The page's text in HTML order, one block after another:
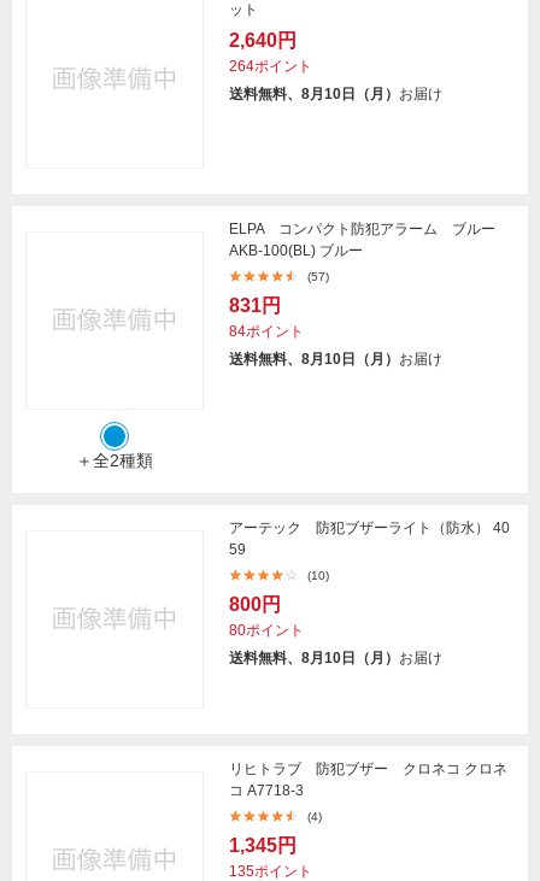
ット
2,640円
264ポイント
送料無料、8月10日（月） お届け
＋全2種類
ELPA コンパクト防犯アラーム ブルー
AKB-100(BL) ブルー
(57)
831円
84ポイント
送料無料、8月10日（月） お届け
アーテック 防犯ブザーライト（防水） 40
59
(10)
800円
80ポイント
送料無料、8月10日（月） お届け
リヒトラブ 防犯ブザー クロネコ クロネ
コ A7718-3
(4)
1,345円
135ポイント